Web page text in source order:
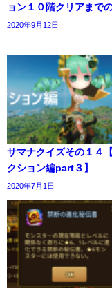
ョン１０階クリアまで
2020年9月12日
サマナクイズその１４
クション編part３】
2020年7月1日